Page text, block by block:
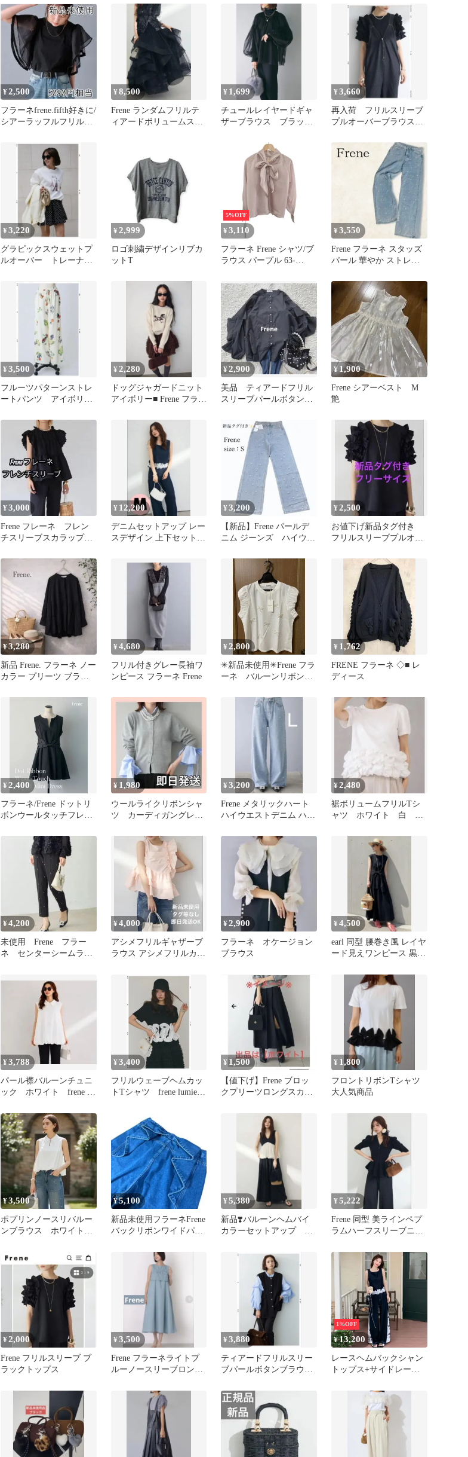
ンツ
¥2,500
フラーネfrene.fifth好きに/
シアーラッフルフリルス
¥8,500
Frene ランダムフリルテ
ィアードボリュームスカ
¥ 1,699
チュールレイヤードギャ
ザーブラウス ブラッ
¥3,660
再入荷 フリルスリーブ
プルオーバーブラウス
¥3,220
グラピックスウェットプ
ルオーバー トレーナ
¥ 2,999
ロゴ刺繍デザインリブカ
ットT
5%OFF
¥ 3,110
フラーネ Frene シャツ/ブ
ラウス パープル 63-
¥3,550
Frene フラーネ スタッズ
パール 華やか ストレー
¥3,500
フルーツパターンストレ
ートパンツ アイボリ
¥ 2,280
ドッグジャガードニット
アイボリー■ Frene フラー
¥ 2,900
美品 ティアードフリル
スリーブパールボタンブ
¥ 1,900
Frene シアーベスト M
艶
¥3,000
Frene フレーネ フレン
チスリーブスカラップブ
¥ 12,200
デニムセットアップ レー
スデザイン 上下セット
¥3,200
【新品】Frene パールデ
ニム ジーンズ ハイウエ
¥2,500
お値下げ新品タグ付き
フリルスリーブプルオー
フラーネ同型
¥3,280
新品 Frene. フラーネ ノー
カラー プリーツ ブラウ
¥4,680
フリル付きグレー長袖ワ
ンピース フラーネ Frene
¥ 2,800
✳︎新品未使用✳︎Frene フラ
ーネ バルーンリボンT
¥ 1,762
FRENE フラーネ ◇■ レ
ディース
¥ 2,400
フラーネ/Frene ドットリ
ボンウールタッチフレア
¥ 1,980
ウールライクリボンシャ
ツ カーディガングレー
エ 同型
¥3,200
Frene メタリックハート
ハイウエストデニム ハー
¥2,480
裾ボリュームフリルTシ
ャツ ホワイト 白 新
など好きな方
¥4,200
未使用 Frene フラー
ネ センターシームラン
¥4,000
アシメフリルギャザーブ
ラウス アシメフリルカッ
¥2,900
フラーネ オケージョン
ブラウス
¥4,500
earl 同型 腰巻き風 レイヤ
ード見えワンピース 黒
¥3,788
パール襟バルーンチュニ
ック ホワイト frene フ
¥3,400
フリルウェーブヘムカッ
トTシャツ frene lumier
¥ 1,500
【値下げ】Frene ブロッ
クプリーツロングスカー
¥ 1,800
フロントリボンTシャツ
大人気商品
¥3,500
ポプリンノースリバルー
ンブラウス ホワイト
型 Lumier リュミエ同
型 トップス レディー
¥5,100
新品未使用フラーネFrene
バックリボンワイドパン
¥5,380
新品❣️バルーンヘムバイ
カラーセットアップ ブ
¥5,222
Frene 同型 美ラインペプ
ラムハーフスリーブニッ
¥2,000
Frene フリルスリーブ ブ
ラックトップス
¥3,500
Frene フラーネライトブ
ルーノースリーブロング
¥3,880
ティアードフリルスリー
ブパールボタンブラウ
な方
1%OFF
¥13,200
レースヘムバックシャン
トップス+サイドレース
(2set) Frene フラーネ同型
セットアップ デニムセッ
トアップ 2点セット 上下